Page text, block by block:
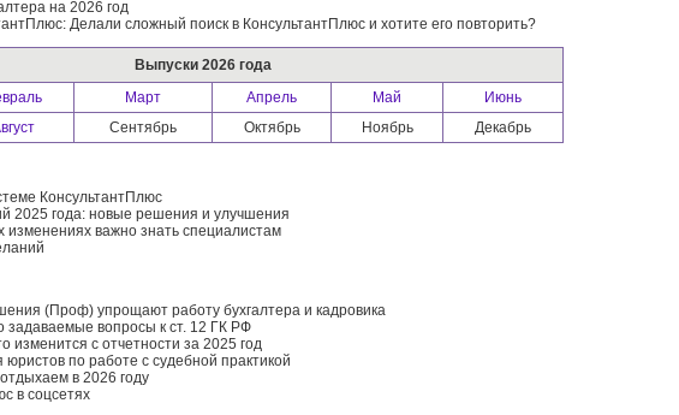
на 2026 год
Делали сложный поиск в КонсультантПлюс и хотите его повторить?
Выпуски 2026 года
Март Апрель Май
Июнь
Сентябрь Октябрь Ноябрь Декабрь
КонсультантПлюс
2025 года: новые решения и улучшения
изменениях важно знать специалистам
(Проф) упрощают работу бухгалтера и кадровика
задаваемые вопросы к ст. 12 ГК РФ
изменится с отчетности за 2025 год
юристов по работе с судебной практикой
в 2026 году
в соцсетях